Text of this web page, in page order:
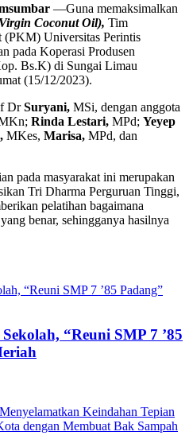
—Guna memaksimalkan
Coconut Oil), Tim
(PKM) Universitas Perintis
pada Koperasi Produsen
Bs.K) di Sungai Limau
(15/12/2023).
DrSuryani, MSi, dengan anggota
Rinda Lestari, MPd; Yeyep
MKes, Marisa, MPd, dan
pada masyarakat ini merupakan
Tri Dharma Perguruan Tinggi,
pelatihan bagaimana
benar, sehingganya hasilnya
“Reuni SMP 7 ’85